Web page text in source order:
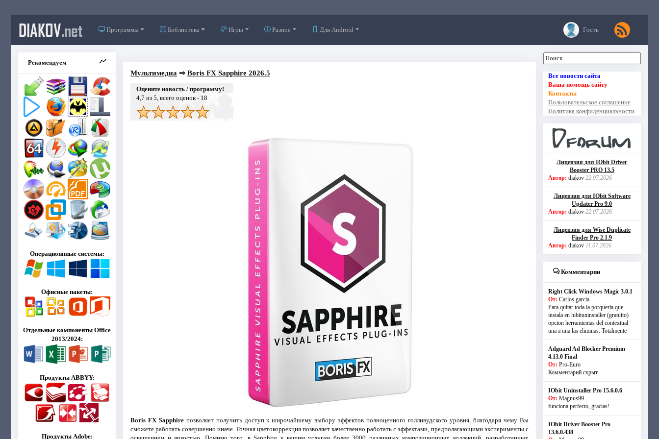
DIAKOV.net Программы Библиотека Игры Разное Для Android Гость
Рекомендуем
Операционнные системы:
Офисные пакеты:
Отдельные компоненты Office
2013/2024:
Продукты ABBYY:
Продукты Adobe:
Мультимедиа ⇒ Boris FX Sapphire 2026.5
Оцените новость / программу!
4,7 из 5, всего оценок - 18
Boris FX Sapphireпозволяет получить доступ к широчайшему выбору эффектов полноценного голливудского уровня, благодаря чему Вы
сможете работать совершенно иначе. Точная цветокоррекция позволяет качественно работать с эффектами, предполагающими эксперименты с
Все новости сайта
Ваша помощь сайту
Контакты
Пользовательское соглашение
Политика конфиденциальности
Лицензия для IObit Driver
Booster PRO 13.5
Автор: diakov 22.07.2026
Лицензия для IObit Software
Updater Pro 9.0
Автор: diakov 22.07.2026
Лицензия для Wise Duplicate
Finder Pro 2.1.9
Автор: diakov 11.07.2026
Комментарии
Right Click Windows Magic 3.0.1
От: Carlos garcia
Para quitar toda la porqueria que
instala en hibituninstaller (gratuito)
opcion herramientas del contextual
una a una las eliminas. Totalmente
Adguard Ad Blocker Premium
4.13.0 Final
От: Pro-Euro
Комментарий скрыт
IObit Uninstaller Pro 15.6.0.6
От: Magnus99
funciona perfecto, gracias!
IObit Driver Booster Pro
13.6.0.438